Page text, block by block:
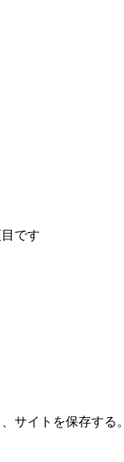
です
サイトを保存する。